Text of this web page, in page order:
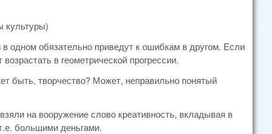
культуры)
одном обязательно приведут к ошибкам в другом. Если
в геометрической прогрессии.
быть, творчество? Может, неправильно понятый
на вооружение слово креативность, вкладывая в
большими деньгами.